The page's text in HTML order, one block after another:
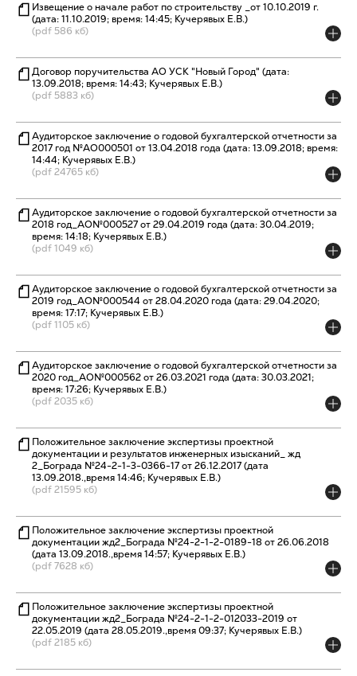
Извещение о начале работ по строительству _от 10.10.2019 г.
(дата: 11.10.2019; время: 14:45; Кучерявых Е.В.)
(pdf 586 кб)
Договор поручительства АО УСК "Новый Город" (дата:
13.09.2018; время: 14:43; Кучерявых Е.В.)
(pdf 5883 кб)
Аудиторское заключение о годовой бухгалтерской отчетности за
2017 год №АО000501 от 13.04.2018 года (дата: 13.09.2018; время:
14:44; Кучерявых Е.В.)
(pdf 24765 кб)
Аудиторское заключение о годовой бухгалтерской отчетности за
2018 год_АО№000527 от 29.04.2019 года (дата: 30.04.2019;
время: 14:18; Кучерявых Е.В.)
(pdf 1049 кб)
Аудиторское заключение о годовой бухгалтерской отчетности за
2019 год_АО№000544 от 28.04.2020 года (дата: 29.04.2020;
время: 17:17; Кучерявых Е.В.)
(pdf 1105 кб)
Аудиторское заключение о годовой бухгалтерской отчетности за
2020 год_АО№000562 от 26.03.2021 года (дата: 30.03.2021;
время: 17:26; Кучерявых Е.В.)
(pdf 2035 кб)
Положительное заключение экспертизы проектной
документации и результатов инженерных изысканий_ жд
2_Бограда №24-2-1-3-0366-17 от 26.12.2017 (дата
13.09.2018.,время 14:46; Кучерявых Е.В.)
(pdf 21595 кб)
Положительное заключение экспертизы проектной
документации жд2_Бограда №24-2-1-2-0189-18 от 26.06.2018
(дата 13.09.2018.,время 14:57; Кучерявых Е.В.)
(pdf 7628 кб)
Положительное заключение экспертизы проектной
документации жд2_Бограда №24-2-1-2-012033-2019 от
22.05.2019 (дата 28.05.2019.,время 09:37; Кучерявых Е.В.)
(pdf 2185 кб)